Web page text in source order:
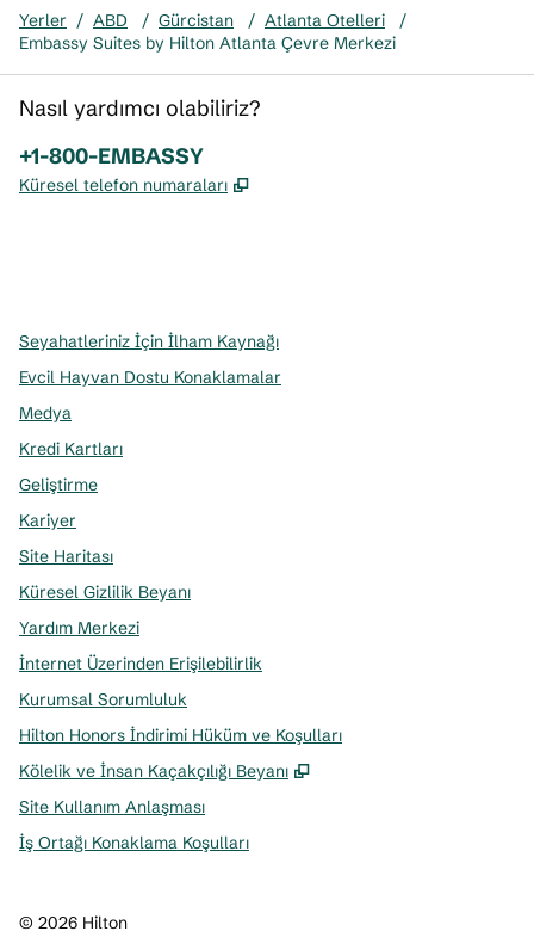
Yerler / ABD / Gürcistan / Atlanta Otelleri
/
Embassy Suites by Hilton Atlanta Çevre Merkezi
Nasıl yardımcı olabiliriz?
Telefon:
+1-800-EMBASSY
Küresel telefon numaraları ,
Seyahatleriniz İçin İlham Kaynağı
Evcil Hayvan Dostu Konaklamalar
Medya
Kredi Kartları
Geliştirme
Kariyer
Site Haritası
Küresel Gizlilik Beyanı
Yardım Merkezi
İnternet Üzerinden Erişilebilirlik
Kurumsal Sorumluluk
Hilton Honors İndirimi Hüküm ve Koşulları
Kölelik ve İnsan Kaçakçılığı Beyanı
,
Site Kullanım Anlaşması
İş Ortağı Konaklama Koşulları
© 2026 Hilton